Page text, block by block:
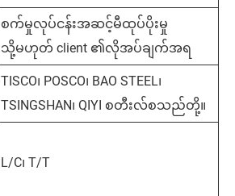
စက်မှုလုပ်ငန်းအဆင့်မီထုပ်ပိုးမှု
သို့မဟုတ် client ၏လိုအပ်ချက်အရ
TISCO၊ POSCO၊ BAO STEEL၊
TSINGSHAN၊ QIYI စတီးလ်စသည်တို့။
L/C၊ T/T